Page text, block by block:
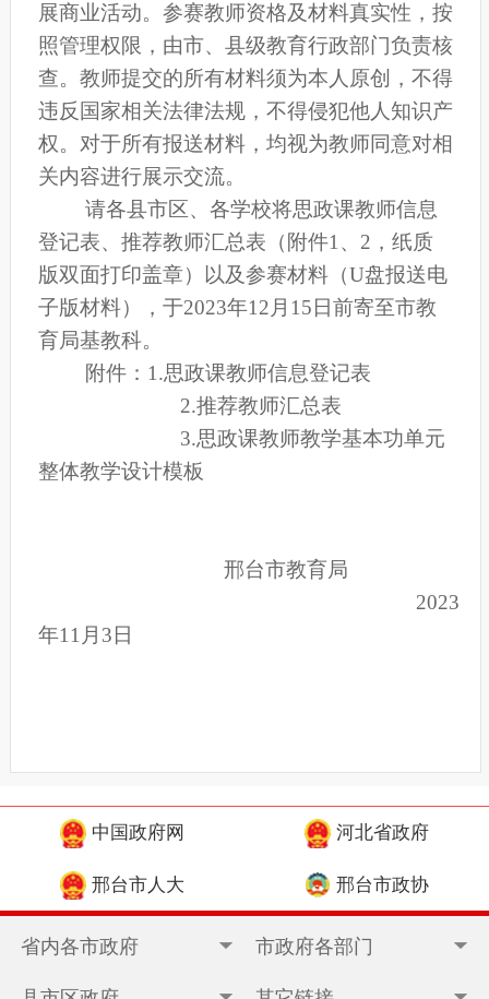
展商业活动。参赛教师资格及材料真实性， 按
照管理权限， 由市、县级教育行政部门负责核
查。教师提交的所有材料须为本人原创，不得
违反国家相关法律法规，不得侵犯他人知识产
权。对于所有报送材料，均视为教师同意对相
关内容进行展示交流。
请各县市区、各学校将思政课教师信息
登记表、推荐教师汇总表（附件1、2，纸质
版双面打印盖章）以及参赛材料（U盘报送电
子版材料） ，于2023年12月 15 日前寄至市教
育局基教科。
附件： 1.思政课教师信息登记表
2.推荐教师汇总表
3.思政课教师教学基本功单元
整体教学设计模板
邢台市教育局
2023
年11月 3 日
中国政府网 河北省政府
邢台市人大 邢台市政协
省内各市政府 市政府各部门